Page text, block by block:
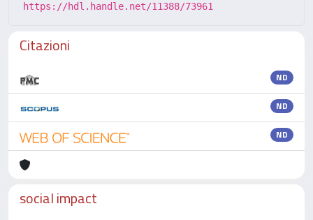
https://hdl.handle.net/11388/73961
Citazioni
ND
ND
ND
social impact